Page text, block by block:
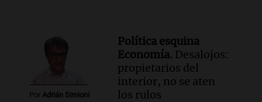
Por Adrián Simioni
Política esquina
Economía. Desalojos:
propietarios del
interior, no se aten
los rulos